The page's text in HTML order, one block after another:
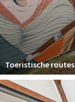
Toeristische routes